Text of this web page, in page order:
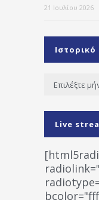
21 Ιουλίου 2026
Ιστορικό
Ιστορικό
Live